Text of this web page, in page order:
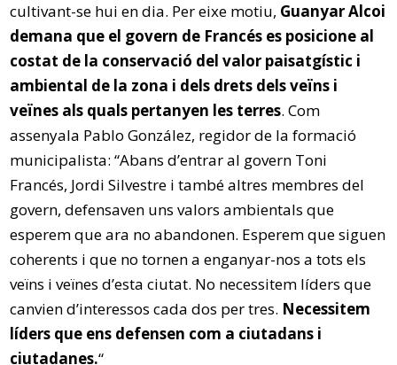
cultivant-se hui en dia. Per eixe motiu, Guanyar Alcoi
demana que el govern de Francés es posicione al
costat de la conservació del valor paisatgístic i
ambiental de la zona i dels drets dels veïns i
veïnes als quals pertanyen les terres. Com
assenyala Pablo González, regidor de la formació
municipalista: “Abans d’entrar al govern Toni
Francés, Jordi Silvestre i també altres membres del
govern, defensaven uns valors ambientals que
esperem que ara no abandonen. Esperem que siguen
coherents i que no tornen a enganyar-nos a tots els
veïns i veïnes d’esta ciutat. No necessitem líders que
canvien d’interessos cada dos per tres. Necessitem
líders que ens defensen com a ciutadans i
ciutadanes.“